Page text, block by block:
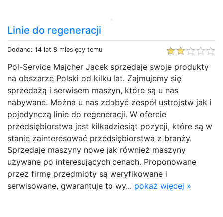
Linie do regeneracji
Dodano: 14 lat 8 miesięcy temu
Pol-Service Majcher Jacek sprzedaje swoje produkty
na obszarze Polski od kilku lat. Zajmujemy się
sprzedażą i serwisem maszyn, które są u nas
nabywane. Można u nas zdobyć zespół ustrojstw jak i
pojedynczą linie do regeneracji. W ofercie
przedsiębiorstwa jest kilkadziesiąt pozycji, które są w
stanie zainteresować przedsiębiorstwa z branży.
Sprzedaje maszyny nowe jak również maszyny
używane po interesujących cenach. Proponowane
przez firmę przedmioty są weryfikowane i
serwisowane, gwarantuje to wy... pokaż więcej »